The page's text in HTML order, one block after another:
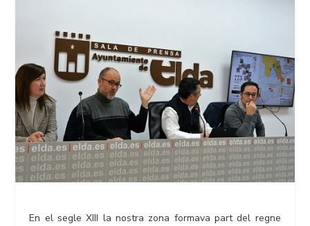
En el segle XIII la nostra zona formava part del regne